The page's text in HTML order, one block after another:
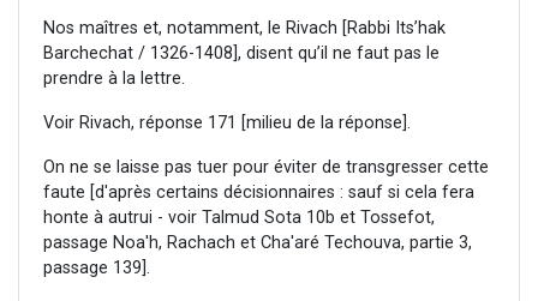
Nos maîtres et, notamment, le Rivach [Rabbi Its’hak
Barchechat / 1326-1408], disent qu’il ne faut pas le
prendre à la lettre.
Voir Rivach, réponse 171 [milieu de la réponse].
On ne se laisse pas tuer pour éviter de transgresser cette
faute [d'après certains décisionnaires : sauf si cela fera
honte à autrui - voir Talmud Sota 10b et Tossefot,
passage Noa'h, Rachach et Cha'aré Techouva, partie 3,
passage 139].